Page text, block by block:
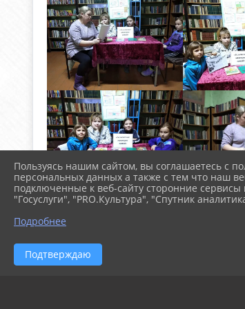
Пользуясь нашим сайтом, вы соглашаетесь с
персональных данных а также с тем что наш
подключенные к веб-сайту сторонние сервисы
"Госуслуги", "PRO.Культура", "Спутник
Подробнее
Подтверждаю